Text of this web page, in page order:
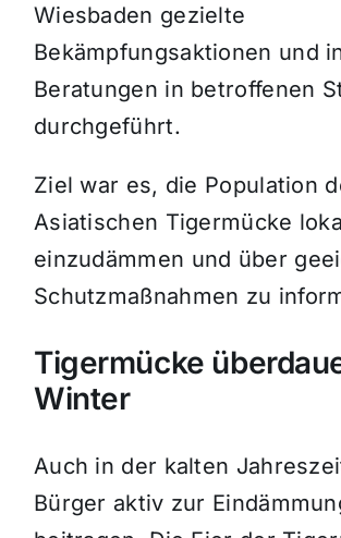
Wiesbaden gezielte
Bekämpfungsaktionen und
Beratungen in betroffenen
durchgeführt.
Ziel war es, die Population
Asiatischen Tigermücke
einzudämmen und über
Schutzmaßnahmen zu
Tigermücke
Winter
Auch in der kalten
Bürger aktiv zur